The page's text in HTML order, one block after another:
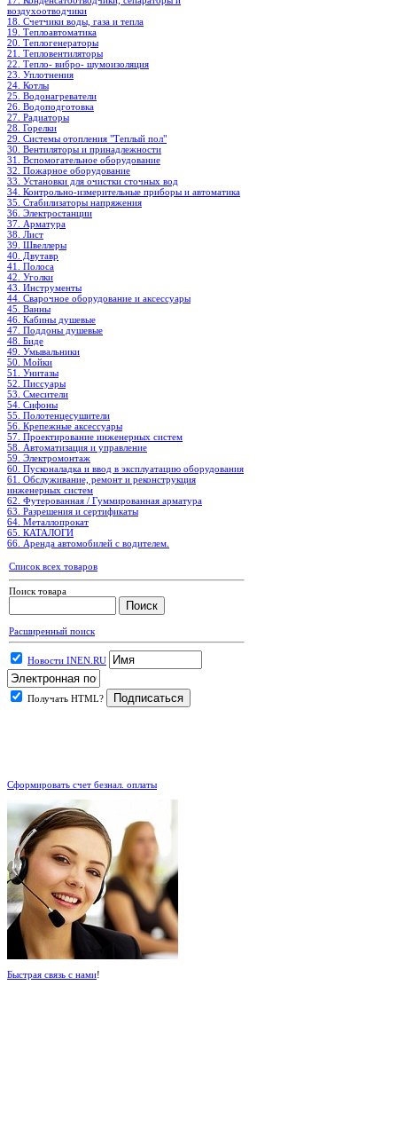
воздухоотводчики
18. Счетчики воды, газа и тепла
19. Теплоавтоматика
20. Теплогенераторы
21. Тепловентиляторы
22. Тепло- вибро- шумоизоляция
23. Уплотнения
24. Котлы
25. Водонагреватели
26. Водоподготовка
27. Радиаторы
28. Горелки
29. Системы отопления "Теплый пол"
30. Вентиляторы и принадлежности
31. Вспомогательное оборудование
32. Пожарное оборудование
33. Установки для очистки сточных вод
34. Контрольно-измерительные приборы и автоматика
35. Стабилизаторы напряжения
36. Электростанции
37. Арматура
38. Лист
39. Швеллеры
40. Двутавр
41. Полоса
42. Уголки
43. Инструменты
44. Сварочное оборудование и аксессуары
45. Ванны
46. Кабины душевые
47. Поддоны душевые
48. Биде
49. Умывальники
50. Мойки
51. Унитазы
52. Писсуары
53. Смесители
54. Сифоны
55. Полотенцесушители
56. Крепежные аксессуары
57. Проектирование инженерных систем
58. Автоматизация и управление
59. Электромонтаж
60. Пусконаладка и ввод в эксплуатацию оборудования
61. Обслуживание, ремонт и реконструкция
инженерных систем
62. Футерованная / Гуммированная арматура
63. Разрешения и сертификаты
64. Металлопрокат
65. КАТАЛОГИ
66. Аренда автомобилей с водителем.
Список всех товаров
Поиск товара
Расширенный поиск
Новости INEN.RU
Получать HTML?
Сформировать счет безнал. оплаты
Быстрая связь с нами!